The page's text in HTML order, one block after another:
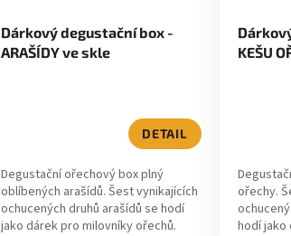
Dárkový degustační box -
ARAŠÍDY ve skle
DETAIL
Degustační ořechový box plný
oblíbených arašídů. Šest vynikajících
ochucených druhů arašídů se hodí
jako dárek pro milovníky ořechů.
KEŠU
ořechy.
hodí jako